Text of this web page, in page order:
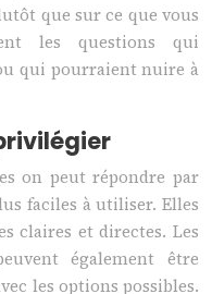
que sur ce que vous
les questions qui
qui pourraient nuire à
on peut répondre par
faciles à utiliser. Elles
claires et directes. Les
également être
les options possibles.